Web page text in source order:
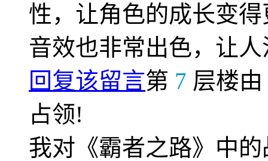
性，让角色的成长变
音效也非常出色，让
回复该留言第 7 层楼由
占领!
我对《霸者之路》中